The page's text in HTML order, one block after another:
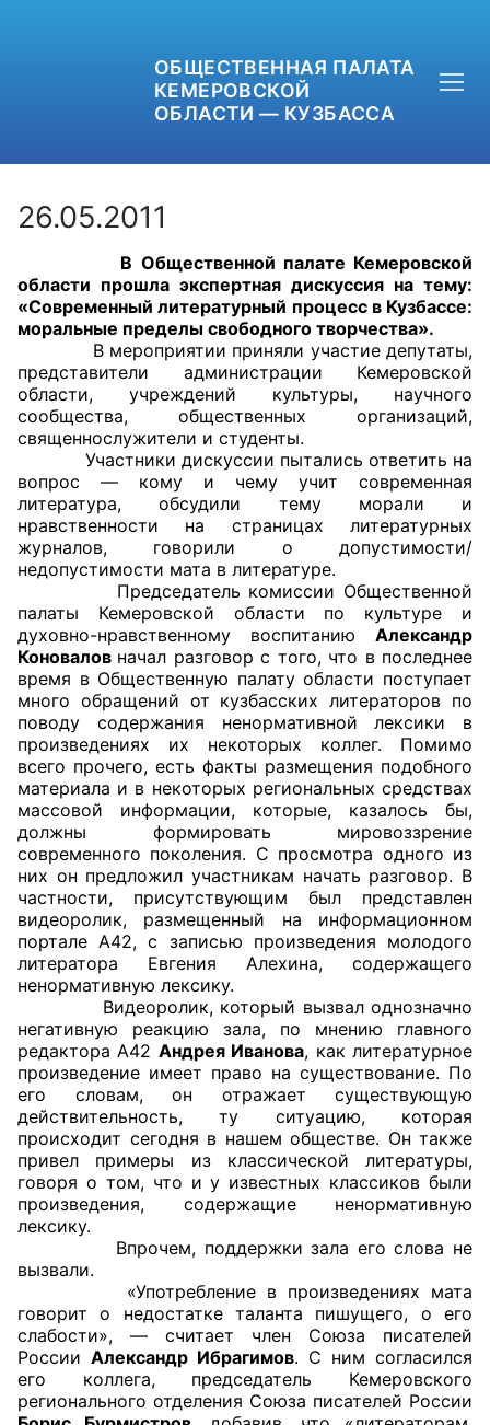
ОБЩЕСТВЕННАЯ ПАЛАТА
КЕМЕРОВСКОЙ
ОБЛАСТИ — КУЗБАССА
+7 (3842) 58-82-40
OPKO42@BK.RU
ОБРАТНАЯ СВЯЗЬ
Главная
Общественные советы
Общественные советы при территориальных
органах федеральных органов
исполнительной власти
Общественные советы по проведению
независимой оценки качества условий
оказания услуг
О Палате
Структура Палаты
Комиссии
Экспертный совет ОП КО
Совет ОП КО
Общественный штаб
Члены ОП КО
Документы ОП КО
Регламент ОП КО
Кодекс этики ОП КО
Положения
Соглашения
Рекомендации
26.05.2011
В Общественной палате Кемеровской
области прошла экспертная дискуссия на тему:
«Современный литературный процесс в Кузбассе:
моральные пределы свободного творчества».
В мероприятии приняли участие депутаты,
представители администрации Кемеровской
области, учреждений культуры, научного
сообщества, общественных организаций,
священнослужители и студенты.
Участники дискуссии пытались ответить на
вопрос — кому и чему учит современная
литература, обсудили тему морали и
нравственности на страницах литературных
журналов, говорили о допустимости/
недопустимости мата в литературе.
Председатель комиссии Общественной
палаты Кемеровской области по культуре и
духовно-нравственному воспитанию Александр
Коновалов начал разговор с того, что в последнее
время в Общественную палату области поступает
много обращений от кузбасских литераторов по
поводу содержания ненормативной лексики в
произведениях их некоторых коллег. Помимо
всего прочего, есть факты размещения подобного
материала и в некоторых региональных средствах
массовой информации, которые, казалось бы,
должны формировать мировоззрение
современного поколения. С просмотра одного из
них он предложил участникам начать разговор. В
частности, присутствующим был представлен
видеоролик, размещенный на информационном
портале А42, с записью произведения молодого
литератора Евгения Алехина, содержащего
ненормативную лексику.
Видеоролик, который вызвал однозначно
негативную реакцию зала, по мнению главного
редактора А42 Андрея Иванова, как литературное
произведение имеет право на существование. По
его словам, он отражает существующую
действительность, ту ситуацию, которая
происходит сегодня в нашем обществе. Он также
привел примеры из классической литературы,
говоря о том, что и у известных классиков были
произведения, содержащие ненормативную
лексику.
Впрочем, поддержки зала его слова не
вызвали.
«Употребление в произведениях мата
говорит о недостатке таланта пишущего, о его
слабости», — считает член Союза писателей
России Александр Ибрагимов. С ним согласился
его коллега, председатель Кемеровского
регионального отделения Союза писателей России